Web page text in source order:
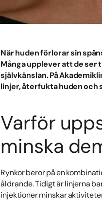
När huden förlorar sin
Många upplever att de ser
självkänslan. På
linjer, återfukta huden och
Varför
minska
Rynkor beror på en
åldrande. Tidigt är linjerna
injektioner minskar